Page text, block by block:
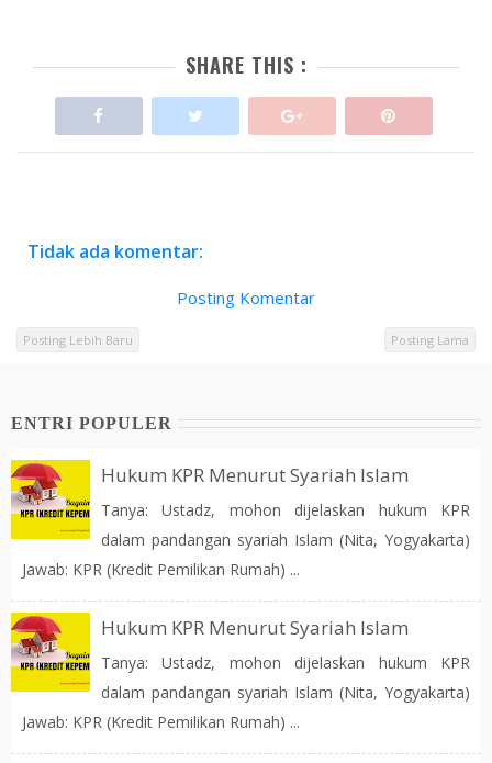
SHARE THIS :
Tidak ada komentar:
Posting Komentar
Posting Lebih Baru Posting Lama
ENTRI POPULER
Hukum KPR Menurut Syariah Islam
Tanya: Ustadz, mohon dijelaskan hukum KPR
dalam pandangan syariah Islam (Nita, Yogyakarta)
Jawab: KPR (Kredit Pemilikan Rumah) ...
Hukum KPR Menurut Syariah Islam
Tanya: Ustadz, mohon dijelaskan hukum KPR
dalam pandangan syariah Islam (Nita, Yogyakarta)
Jawab: KPR (Kredit Pemilikan Rumah) ...